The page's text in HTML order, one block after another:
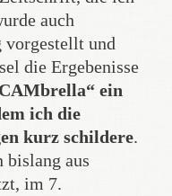
auch
vorgestellt und
die Ergebenisse
ein
ich die
kurz schildere.
aus
im 7.